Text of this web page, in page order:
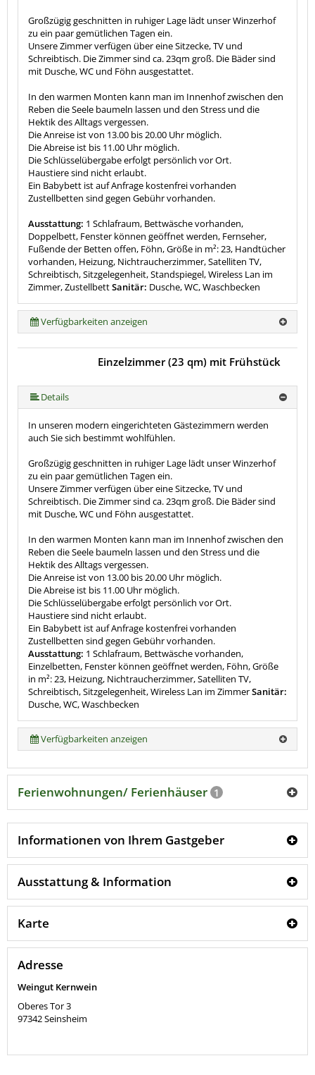
Großzügig geschnitten in ruhiger Lage lädt unser Winzerhof
zu ein paar gemütlichen Tagen ein.
Unsere Zimmer verfügen über eine Sitzecke, TV und
Schreibtisch. Die Zimmer sind ca. 23qm groß. Die Bäder sind
mit Dusche, WC und Föhn ausgestattet.
In den warmen Monten kann man im Innenhof zwischen den
Reben die Seele baumeln lassen und den Stress und die
Hektik des Alltags vergessen.
Die Anreise ist von 13.00 bis 20.00 Uhr möglich.
Die Abreise ist bis 11.00 Uhr möglich.
Die Schlüsselübergabe erfolgt persönlich vor Ort.
Haustiere sind nicht erlaubt.
Ein Babybett ist auf Anfrage kostenfrei vorhanden
Zustellbetten sind gegen Gebühr vorhanden.
Ausstattung: 1 Schlafraum, Bettwäsche vorhanden,
Doppelbett, Fenster können geöffnet werden, Fernseher,
Fußende der Betten offen, Föhn, Größe in m²: 23, Handtücher
vorhanden, Heizung, Nichtraucherzimmer, Satelliten TV,
Schreibtisch, Sitzgelegenheit, Standspiegel, Wireless Lan im
Zimmer, ZustellbettSanitär: Dusche, WC, Waschbecken
Verfügbarkeiten anzeigen
Einzelzimmer (23 qm) mit Frühstück
Details
In unseren modern eingerichteten Gästezimmern werden
auch Sie sich bestimmt wohlfühlen.
Großzügig geschnitten in ruhiger Lage lädt unser Winzerhof
zu ein paar gemütlichen Tagen ein.
Unsere Zimmer verfügen über eine Sitzecke, TV und
Schreibtisch. Die Zimmer sind ca. 23qm groß. Die Bäder sind
mit Dusche, WC und Föhn ausgestattet.
In den warmen Monten kann man im Innenhof zwischen den
Reben die Seele baumeln lassen und den Stress und die
Hektik des Alltags vergessen.
Die Anreise ist von 13.00 bis 20.00 Uhr möglich.
Die Abreise ist bis 11.00 Uhr möglich.
Die Schlüsselübergabe erfolgt persönlich vor Ort.
Haustiere sind nicht erlaubt.
Ein Babybett ist auf Anfrage kostenfrei vorhanden
Zustellbetten sind gegen Gebühr vorhanden.
Ausstattung: 1 Schlafraum, Bettwäsche vorhanden,
Einzelbetten, Fenster können geöffnet werden, Föhn, Größe
in m²: 23, Heizung, Nichtraucherzimmer, Satelliten TV,
Schreibtisch, Sitzgelegenheit, Wireless Lan im ZimmerSanitär:
Dusche, WC, Waschbecken
Verfügbarkeiten anzeigen
Ferienwohnungen/ Ferienhäuser 1
Informationen von Ihrem Gastgeber
Ausstattung & Information
Karte
Adresse
Weingut Kernwein
Oberes Tor 3
97342Seinsheim